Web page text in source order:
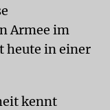
Armee im
heute in einer
kennt